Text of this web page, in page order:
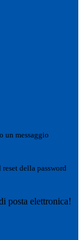
un messaggio
della password
posta elettronica!